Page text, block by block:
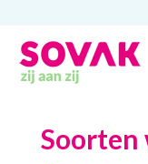
Soorten